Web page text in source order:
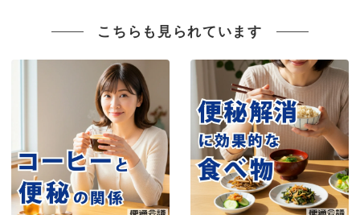
こちらも見られています